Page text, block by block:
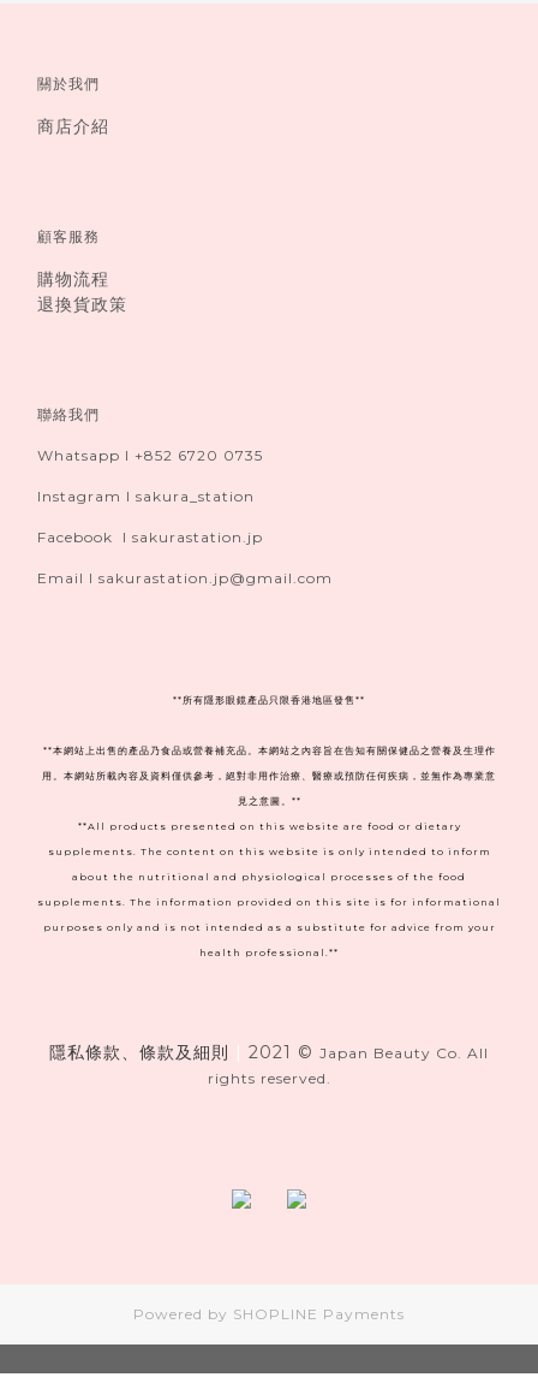
關於我們
商店介紹
顧客服務
購物流程
退換貨政策
聯絡我們
Whatsapp I +852 6720 0735
Instagram I sakura_station
Facebook I sakurastation.jp
Email I sakurastation.jp@gmail.com
** 所有隱形眼鏡產品只限香港地區發售**
**本網站上出售的產品乃食品或營養補充品。本網站之內容旨在告知有關保健品之營養及生理作
用。本網站所載內容及資料僅供參考，絕對非用作治療、醫療或預防任何疾病，並無作為專業意
見之意圖。**
**All products presented on this website are food or dietary
supplements. The content on this website is only intended to inform
about the nutritional and physiological processes of the food
supplements. The information provided on this site is for informational
purposes only and is not intended as a substitute for advice from your
health professional.**
隱私條款、條款及細則 2021 © Japan Beauty Co. All
rights reserved.
Powered by SHOPLINE Payments